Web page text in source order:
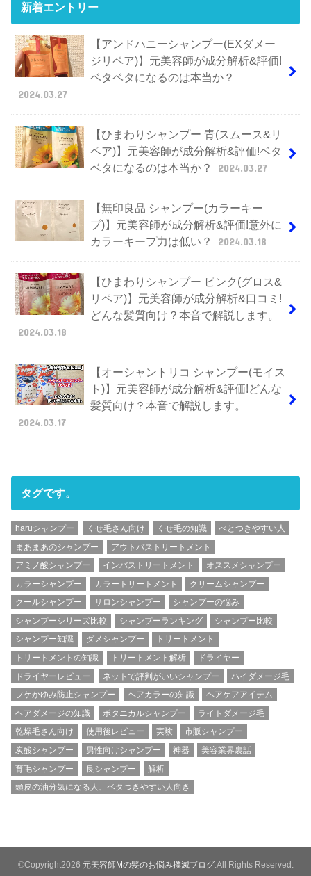
新着エントリー
【アンドハニーシャンプー(EXダメー
ジリペア)】元美容師が成分解析&評価!
ベタベタになるのは本当か？
2024.03.27
【ひまわりシャンプー 青(スムース&リ
ペア)】元美容師が成分解析&評価!ベタ
ベタになるのは本当か？
2024.03.27
【無印良品 シャンプー(カラーキー
プ)】元美容師が成分解析&評価!意外に
カラーキープ力は低い？
2024.03.18
【ひまわりシャンプー ピンク(グロス&
リペア)】元美容師が成分解析&口コミ!
どんな髪質向け？本音で解説します。
2024.03.18
【オーシャントリコ シャンプー(モイス
ト)】元美容師が成分解析&評価!どんな
髪質向け？本音で解説します。
2024.03.17
タグです。
haruシャンプー くせ毛さん向け くせ毛の知識
べとつきやすい人
まあまあのシャンプー
アウトバストリートメント
アミノ酸シャンプー
インバストリートメント
オススメシャンプー
カラーシャンプー
カラートリートメント
クリームシャンプー
クールシャンプー
サロンシャンプー
シャンプーの悩み
シャンプーシリーズ比較
シャンプーランキング
シャンプー比較
シャンプー知識
ダメシャンプー
トリートメント
トリートメントの知識
トリートメント解析
ドライヤー
ドライヤーレビュー
ネットで評判がいいシャンプー
ハイダメージ毛
フケかゆみ防止シャンプー
ヘアカラーの知識
ヘアケアアイテム
ヘアダメージの知識
ボタニカルシャンプー
ライトダメージ毛
乾燥毛さん向け
使用後レビュー 実験
市販シャンプー
炭酸シャンプー
男性向けシャンプー 神器
美容業界裏話
育毛シャンプー
良シャンプー
解析
頭皮の油分気になる人、ベタつきやすい人向き
©Copyright2026 元美容師Mの髪のお悩み撲滅ブログ.All Rights Reserved.